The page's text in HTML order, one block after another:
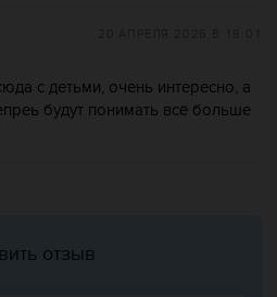
с детьми, очень интересно, а
будут понимать всё больше
отзыв